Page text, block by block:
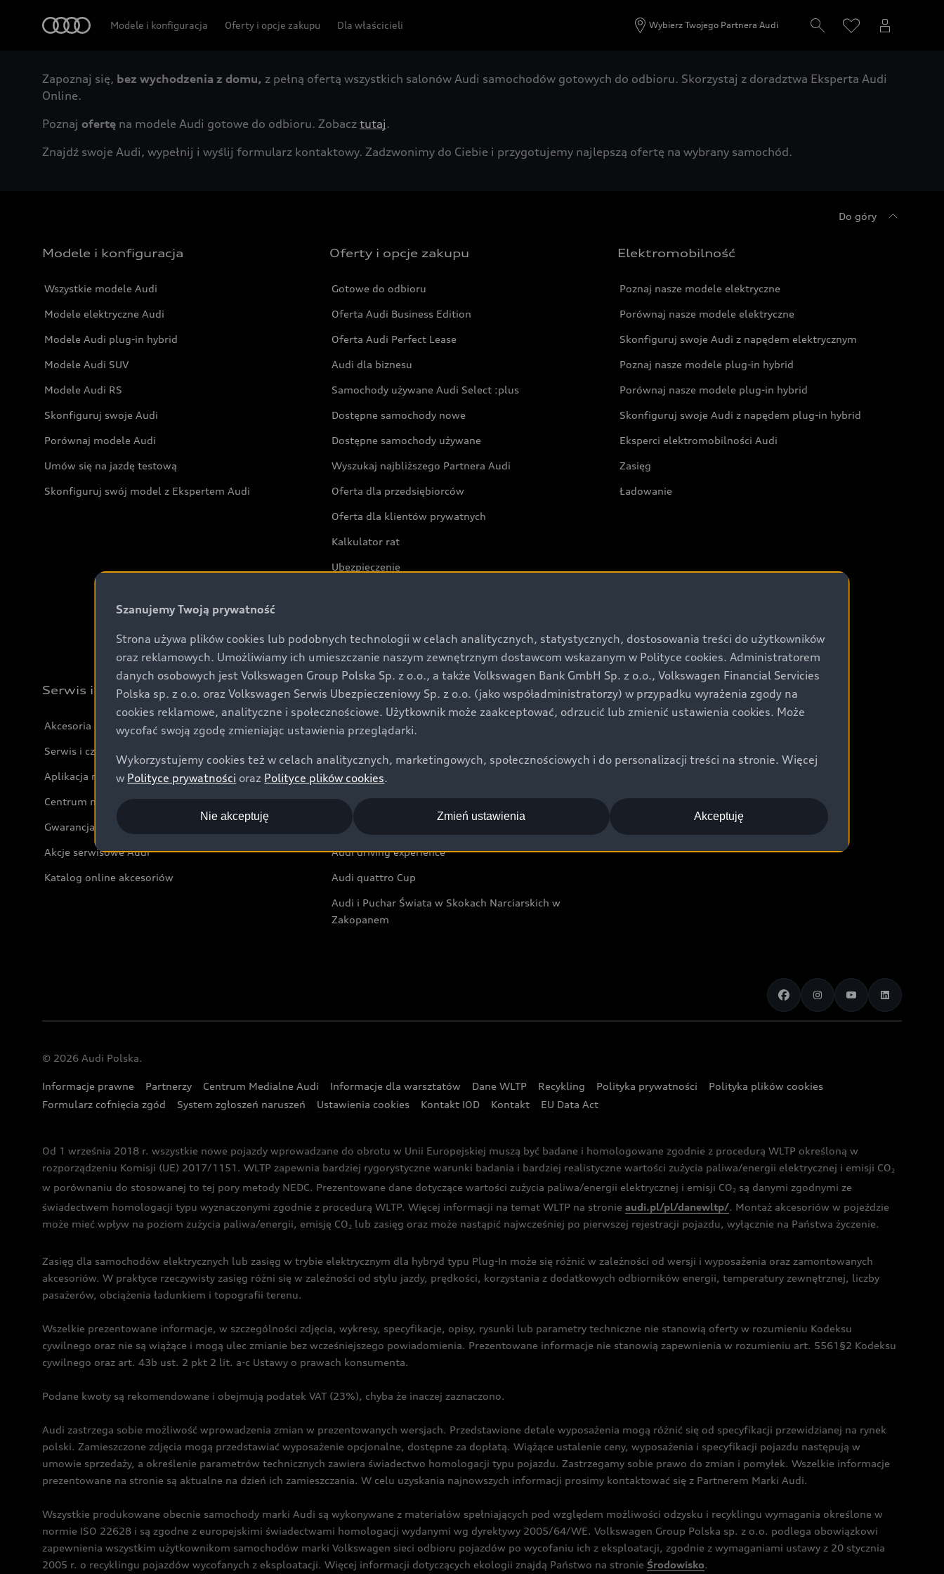
Modele i konfiguracja Oferty i opcje zakupu Dla właścicieli Wybierz Twojego Partnera Audi
Zapoznaj się, bez wychodzenia z domu, z pełną ofertą wszystkich salonów Audi samochodów gotowych do odbioru. Skorzystaj z doradztwa Eksperta Audi
Online.
Poznaj ofertę na modele Audi gotowe do odbioru. Zobacz tutaj.
Znajdź swoje Audi, wypełnij i wyślij formularz kontaktowy. Zadzwonimy do Ciebie i przygotujemy najlepszą ofertę na wybrany samochód.
Do góry
Modele i konfiguracja
Wszystkie modele Audi
Modele elektryczne Audi
Modele Audi plug-in hybrid
Modele Audi SUV
Modele Audi RS
Skonfiguruj swoje Audi
Porównaj modele Audi
Umów się na jazdę testową
Skonfiguruj swój model z Ekspertem Audi
Oferty i opcje zakupu
Gotowe do odbioru
Oferta Audi Business Edition
Oferta Audi Perfect Lease
Audi dla biznesu
Samochody używane Audi Select :plus
Dostępne samochody nowe
Dostępne samochody używane
Wyszukaj najbliższego Partnera Audi
Oferta dla przedsiębiorców
Oferta dla klientów prywatnych
Kalkulator rat
Ubezpieczenie
Audi exclusive
Elektromobilność
Poznaj nasze modele elektryczne
Porównaj nasze modele elektryczne
Skonfiguruj swoje Audi z napędem elektrycznym
Poznaj nasze modele plug-in hybrid
Porównaj nasze modele plug-in hybrid
Skonfiguruj swoje Audi z napędem plug-in hybrid
Eksperci elektromobilności Audi
Zasięg
Ładowanie
Serwis i akcesoria
Akcesoria
Serwis i części
Aplikacja myAudi i usługi cyfrowe
Centrum napraw powypadkowych
Gwarancja
Akcje serwisowe Audi
Katalog online akcesoriów
Świat Audi
Aktualności i historie postępu
Audi Nuvolari
Audi Sport Festiwal
Audi i Muzeum Sztuki Nowoczesnej w Warszawie
Audi driving experience
Audi quattro Cup
Audi i Puchar Świata w Skokach Narciarskich w
Zakopanem
© 2026 Audi Polska.
Informacje prawne Partnerzy Centrum Medialne Audi Informacje dla warsztatów Dane WLTP Recykling Polityka prywatności
Polityka plików cookies
Formularz cofnięcia zgód
System zgłoszeń naruszeń Ustawienia cookies Kontakt IOD Kontakt EU Data Act
Od 1 września 2018 r. wszystkie nowe pojazdy wprowadzane do obrotu w Unii Europejskiej muszą być badane i homologowane zgodnie z procedurą WLTP określoną w
rozporządzeniu Komisji (UE) 2017/1151. WLTP zapewnia bardziej rygorystyczne warunki badania i bardziej realistyczne wartości zużycia paliwa/energii elektrycznej i emisji CO2
w porównaniu do stosowanej to tej pory metody NEDC. Prezentowane dane dotyczące wartości zużycia paliwa/energii elektrycznej i emisji CO2 są danymi zgodnymi ze
świadectwem homologacji typu wyznaczonymi zgodnie z procedurą WLTP. Więcej informacji na temat WLTP na stronie audi.pl/pl/danewltp/. Montaż akcesoriów w pojeździe
może mieć wpływ na poziom zużycia paliwa/energii, emisję CO2 lub zasięg oraz może nastąpić najwcześniej po pierwszej rejestracji pojazdu, wyłącznie na Państwa życzenie.
Zasięg dla samochodów elektrycznych lub zasięg w trybie elektrycznym dla hybryd typu Plug-In może się różnić w zależności od wersji i wyposażenia oraz zamontowanych
akcesoriów. W praktyce rzeczywisty zasięg różni się w zależności od stylu jazdy, prędkości, korzystania z dodatkowych odbiorników energii, temperatury zewnętrznej, liczby
pasażerów, obciążenia ładunkiem i topografii terenu.
Wszelkie prezentowane informacje, w szczególności zdjęcia, wykresy, specyfikacje, opisy, rysunki lub parametry techniczne nie stanowią oferty w rozumieniu Kodeksu
cywilnego oraz nie są wiążące i mogą ulec zmianie bez wcześniejszego powiadomienia. Prezentowane informacje nie stanowią zapewnienia w rozumieniu art. 5561§2 Kodeksu
cywilnego oraz art. 43b ust. 2 pkt 2 lit. a-c Ustawy o prawach konsumenta.
Podane kwoty są rekomendowane i obejmują podatek VAT (23%), chyba że inaczej zaznaczono.
Audi zastrzega sobie możliwość wprowadzenia zmian w prezentowanych wersjach. Przedstawione detale wyposażenia mogą różnić się od specyfikacji przewidzianej na rynek
polski. Zamieszczone zdjęcia mogą przedstawiać wyposażenie opcjonalne, dostępne za dopłatą. Wiążące ustalenie ceny, wyposażenia i specyfikacji pojazdu następują w
umowie sprzedaży, a określenie parametrów technicznych zawiera świadectwo homologacji typu pojazdu. Zastrzegamy sobie prawo do zmian i pomyłek. Wszelkie informacje
prezentowane na stronie są aktualne na dzień ich zamieszczania. W celu uzyskania najnowszych informacji prosimy kontaktować się z Partnerem Marki Audi.
Wszystkie produkowane obecnie samochody marki Audi są wykonywane z materiałów spełniających pod względem możliwości odzysku i recyklingu wymagania określone w
normie ISO 22628 i są zgodne z europejskimi świadectwami homologacji wydanymi wg dyrektywy 2005/64/WE. Volkswagen Group Polska sp. z o.o. podlega obowiązkowi
zapewnienia wszystkim użytkownikom samochodów marki Volkswagen sieci odbioru pojazdów po wycofaniu ich z eksploatacji, zgodnie z wymaganiami ustawy z 20 stycznia
2005 r. o recyklingu pojazdów wycofanych z eksploatacji. Więcej informacji dotyczących ekologii znajdą Państwo na stronie Środowisko.
Szanujemy Twoją prywatność
Strona używa plików cookies lub podobnych technologii w celach analitycznych, statystycznych, dostosowania treści do użytkowników
oraz reklamowych. Umożliwiamy ich umieszczanie naszym zewnętrznym dostawcom wskazanym w Polityce cookies. Administratorem
danych osobowych jest Volkswagen Group Polska Sp. z o.o., a także Volkswagen Bank GmbH Sp. z o.o., Volkswagen Financial Servicies
Polska sp. z o.o. oraz Volkswagen Serwis Ubezpieczeniowy Sp. z o.o. (jako współadministratorzy) w przypadku wyrażenia zgody na
cookies reklamowe, analityczne i społecznościowe. Użytkownik może zaakceptować, odrzucić lub zmienić ustawienia cookies. Może
wycofać swoją zgodę zmieniając ustawienia przeglądarki.
Wykorzystujemy cookies też w celach analitycznych, marketingowych, społecznościowych i do personalizacji treści na stronie. Więcej
w Polityce prywatności oraz Polityce plików cookies.
Akceptuję
Nie akceptuję Zmień ustawienia